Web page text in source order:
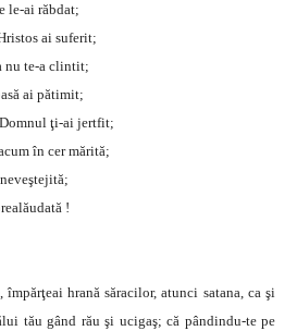
le-ai răbdat;
ai suferit;
nu te-a clintit;
ai pătimit;
ţi-ai jertfit;
în cer mărită;
!
hrană săracilor, atunci satana, ca şi
tău gând rău şi ucigaş; că pândindu-te pe